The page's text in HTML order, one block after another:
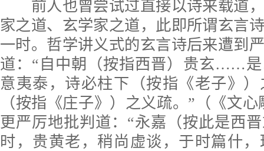
前人也曾尝试过直接以诗来载道，
家之道、玄学家之道，此即所谓玄言
一时。哲学讲义式的玄言诗后来遭到
道：“自中朝（按指西晋）贵玄……是
意夷泰，诗必柱下（按指《老子》
（按指《庄子》）之义疏。”（《文
更严厉地批判道：“永嘉（按此是西
时，贵黄老，稍尚虚谈，于时篇什